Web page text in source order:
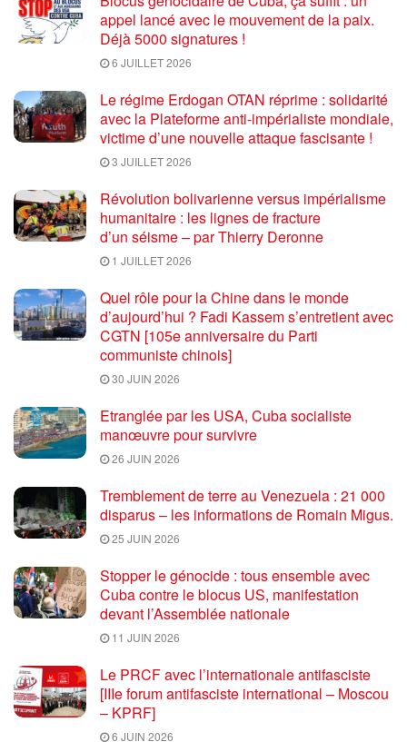
appel lancé avec le mouvement de la paix.
Déjà 5000 signatures !
6 JUILLET 2026
Le régime Erdogan OTAN réprime : solidarité
avec la Plateforme anti-impérialiste mondiale,
victime d’une nouvelle attaque fascisante !
3 JUILLET 2026
Révolution bolivarienne versus impérialisme
humanitaire : les lignes de fracture
d’un séisme – par Thierry Deronne
1 JUILLET 2026
Quel rôle pour la Chine dans le monde
d’aujourd’hui ? Fadi Kassem s’entretient avec
CGTN [105e anniversaire du Parti
communiste chinois]
30 JUIN 2026
Etranglée par les USA, Cuba socialiste
manœuvre pour survivre
26 JUIN 2026
Tremblement de terre au Venezuela : 21 000
disparus – les informations de Romain Migus.
25 JUIN 2026
Stopper le génocide : tous ensemble avec
Cuba contre le blocus US, manifestation
devant l’Assemblée nationale
11 JUIN 2026
Le PRCF avec l’internationale antifasciste
[IIIe forum antifasciste international – Moscou
– KPRF]
6 JUIN 2026